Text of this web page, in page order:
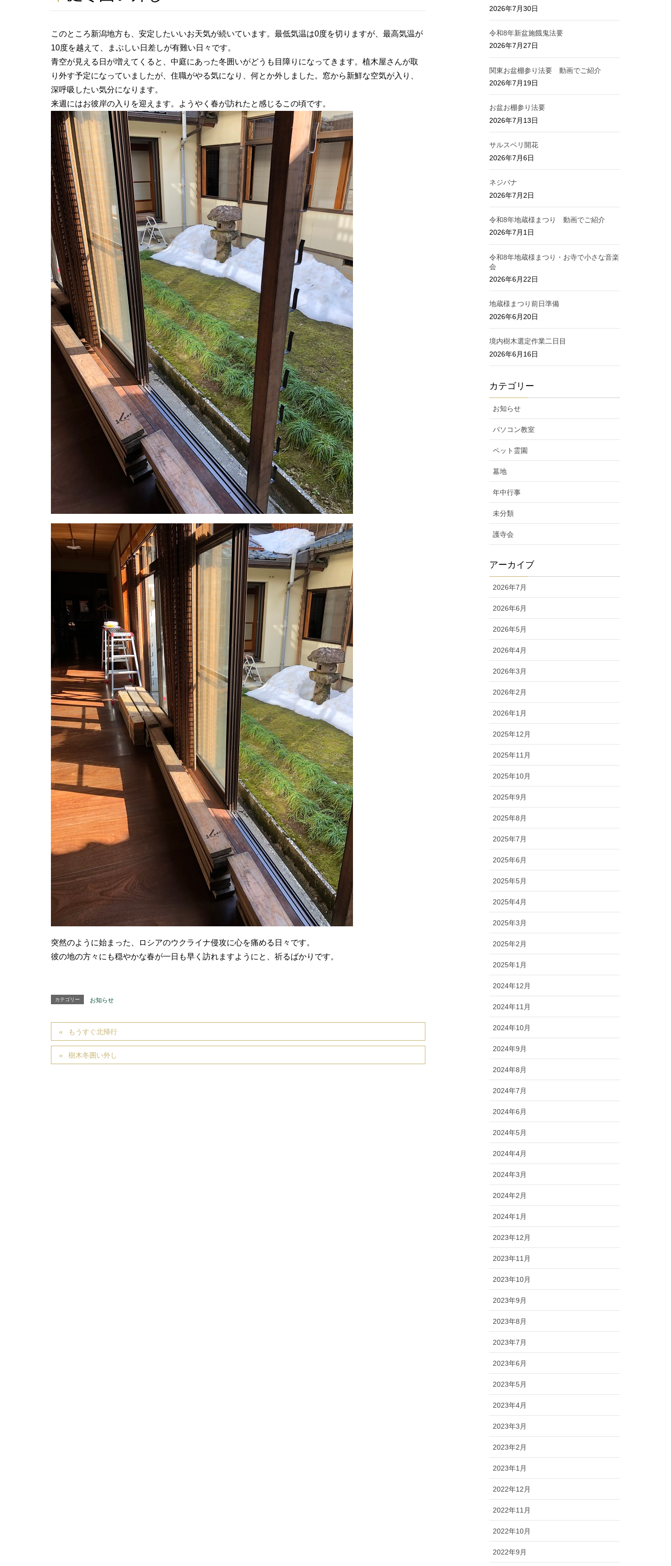
このところ新潟地方も、安定したいいお天気が続いています。最低気温は0度を切りますが、最高気温が
10度を越えて、まぶしい日差しが有難い日々です。
青空が見える日が増えてくると、中庭にあった冬囲いがどうも目障りになってきます。植木屋さんが取
り外す予定になっていましたが、住職がやる気になり、何とか外しました。窓から新鮮な空気が入り、
深呼吸したい気分になります。
来週にはお彼岸の入りを迎えます。ようやく春が訪れたと感じるこの頃です。
突然のように始まった、ロシアのウクライナ侵攻に心を痛める日々です。
彼の地の方々にも穏やかな春が一日も早く訪れますようにと、祈るばかりです。
カテゴリー お知らせ
もうすぐ北帰行
樹木冬囲い外し
2026年7月30日
令和8年新盆施餓鬼法要
2026年7月27日
関東お盆棚参り法要 動画でご紹介
2026年7月19日
お盆お棚参り法要
2026年7月13日
サルスベリ開花
2026年7月6日
ネジバナ
2026年7月2日
令和8年地蔵様まつり 動画でご紹介
2026年7月1日
令和8年地蔵様まつり・お寺で小さな音楽
会
2026年6月22日
地蔵様まつり前日準備
2026年6月20日
境内樹木選定作業二日目
2026年6月16日
カテゴリー
お知らせ
パソコン教室
ペット霊園
墓地
年中行事
未分類
護寺会
アーカイブ
2026年7月
2026年6月
2026年5月
2026年4月
2026年3月
2026年2月
2026年1月
2025年12月
2025年11月
2025年10月
2025年9月
2025年8月
2025年7月
2025年6月
2025年5月
2025年4月
2025年3月
2025年2月
2025年1月
2024年12月
2024年11月
2024年10月
2024年9月
2024年8月
2024年7月
2024年6月
2024年5月
2024年4月
2024年3月
2024年2月
2024年1月
2023年12月
2023年11月
2023年10月
2023年9月
2023年8月
2023年7月
2023年6月
2023年5月
2023年4月
2023年3月
2023年2月
2023年1月
2022年12月
2022年11月
2022年10月
2022年9月